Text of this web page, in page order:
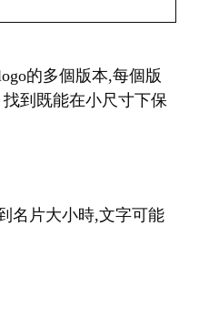
的多個版本,每個版
到既能在小尺寸下保
名片大小時,文字可能